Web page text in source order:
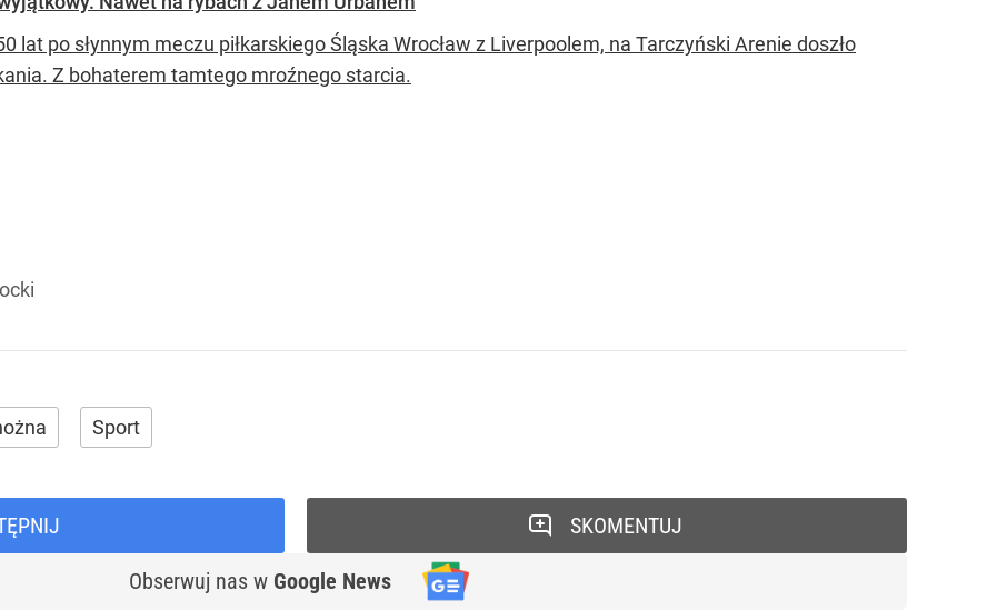
lat po słynnym meczu piłkarskiego Śląska Wrocław z Liverpoolem, na Tarczyński Arenie doszło
Z bohaterem tamtego mroźnego starcia.
Sport
Obserwuj nas w Google News
SKOMENTUJ